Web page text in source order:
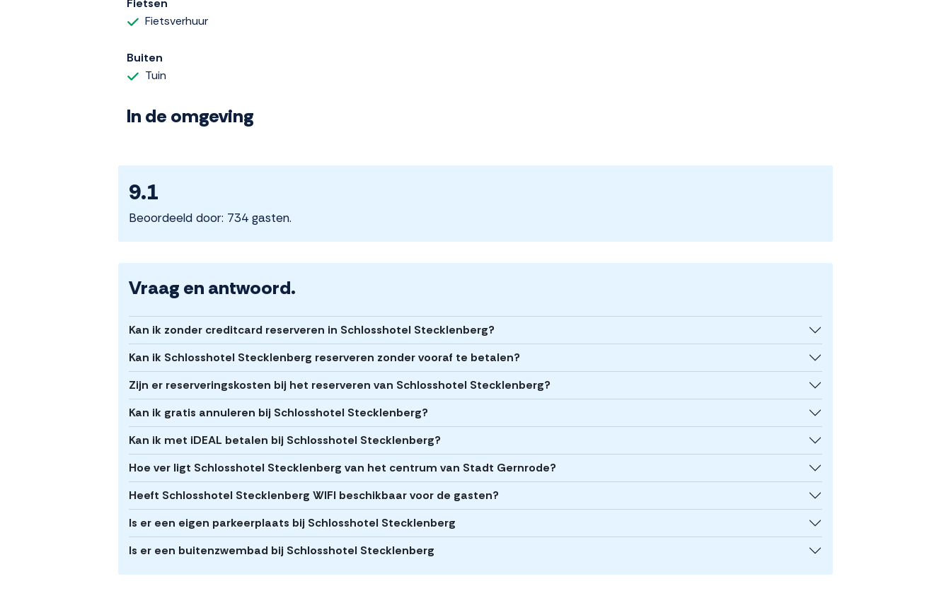
Fietsen
Fietsverhuur
Buiten
Tuin
In de omgeving
9.1
Beoordeeld door: 734 gasten.
Vraag en antwoord.
Kan ik zonder creditcard reserveren in Schlosshotel Stecklenberg?
Kan ik Schlosshotel Stecklenberg reserveren zonder vooraf te betalen?
Zijn er reserveringskosten bij het reserveren van Schlosshotel Stecklenberg?
Kan ik gratis annuleren bij Schlosshotel Stecklenberg?
Kan ik met iDEAL betalen bij Schlosshotel Stecklenberg?
Hoe ver ligt Schlosshotel Stecklenberg van het centrum van Stadt Gernrode?
Heeft Schlosshotel Stecklenberg WIFI beschikbaar voor de gasten?
Is er een eigen parkeerplaats bij Schlosshotel Stecklenberg
Is er een buitenzwembad bij Schlosshotel Stecklenberg